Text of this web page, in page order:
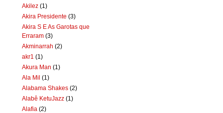
Akilez (1)
Akira Presidente (3)
Akira S E As Garotas que
Erraram (3)
Akminarrah (2)
akr1 (1)
Akura Man (1)
Ala Mil (1)
Alabama Shakes (2)
Alabê KetuJazz (1)
Alafia (2)